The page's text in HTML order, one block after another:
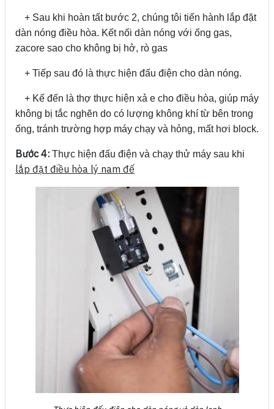
+ Sau khi hoàn tất bước 2, chúng tôi tiến hành lắp đặt
dàn nóng điều hòa. Kết nối dàn nóng với ống gas,
zacore sao cho không bị hở, rò gas
+ Tiếp sau đó là thực hiện đấu điện cho dàn nóng.
+ Kế đến là thợ thực hiện xả e cho điều hòa, giúp máy
không bị tắc nghẽn do có lượng không khí từ bên trong
ống, tránh trường hợp máy chạy và hỏng, mất hơi block.
Bước 4: Thực hiện đấu điện và chạy thử máy sau khi
lắp đặt điều hòa lý nam đế